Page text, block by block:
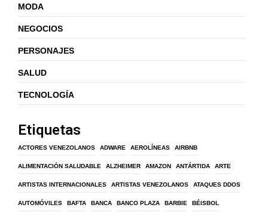
MODA
NEGOCIOS
PERSONAJES
SALUD
TECNOLOGÍA
Etiquetas
ACTORES VENEZOLANOS ADWARE AEROLÍNEAS AIRBNB
ALIMENTACIÓN SALUDABLE ALZHEIMER AMAZON ANTÁRTIDA ARTE
ARTISTAS INTERNACIONALES ARTISTAS VENEZOLANOS ATAQUES DDOS
AUTOMÓVILES BAFTA BANCA BANCO PLAZA BARBIE BÉISBOL